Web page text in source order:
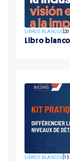
LIBROS BLANCOS20
Libro
LIBROS BLANCOS15